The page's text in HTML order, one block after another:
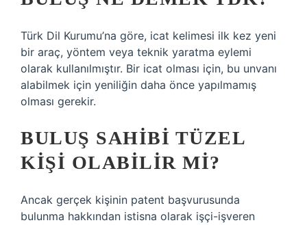
Türk Dil Kurumu’na göre, icat kelimesi ilk kez yeni
bir araç, yöntem veya teknik yaratma eylemi
olarak kullanılmıştır. Bir icat olması için, bu unvanı
alabilmek için yeniliğin daha önce yapılmamış
olması gerekir.
BULUŞ SAHIBI TÜZEL
KIŞI OLABILIR MI?
Ancak gerçek kişinin patent başvurusunda
bulunma hakkından istisna olarak işçi-işveren